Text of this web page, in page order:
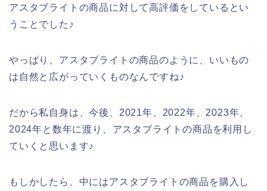
アスタブライトの商品に対して高評価をしているとい
うことでした♪
やっぱり、アスタブライトの商品のように、いいもの
は自然と広がっていくものなんですね♪
だから私自身は、今後、2021年、2022年、2023年、
2024年と数年に渡り、アスタブライトの商品を利用し
ていくと思います♪
もしかしたら、中にはアスタブライトの商品を購入し